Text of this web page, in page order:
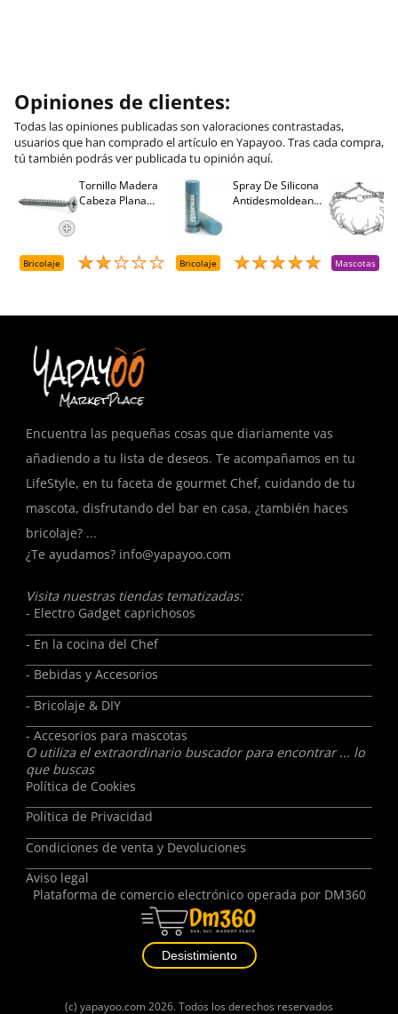
Opiniones de clientes:
Todas las opiniones publicadas son valoraciones contrastadas,
usuarios que han comprado el artículo en Yapayoo. Tras cada compra,
tú también podrás ver publicada tu opinión aquí.
Tornillo Madera
Cabeza Plana
Bricolaje
Spray De Silicona
Antidesmoldeante
Bricolaje Mascotas
Encuentra las pequeñas cosas que diariamente vas
añadiendo a tu lista de deseos. Te acompañamos en tu
LifeStyle, en tu faceta de gourmet Chef, cuidando de tu
mascota, disfrutando del bar en casa, ¿también haces
bricolaje? ...
¿Te ayudamos? info@yapayoo.com
Visita nuestras tiendas tematizadas:
- Electro Gadget caprichosos
- En la cocina del Chef
- Bebidas y Accesorios
- Bricolaje & DIY
- Accesorios para mascotas
O utiliza el extraordinario buscador para encontrar ... lo
que buscas
Política de Cookies
Política de Privacidad
Condiciones de venta y Devoluciones
Aviso legal
Plataforma de comercio electrónico operada por DM360
Desistimiento
(c) yapayoo.com 2026. Todos los derechos reservados